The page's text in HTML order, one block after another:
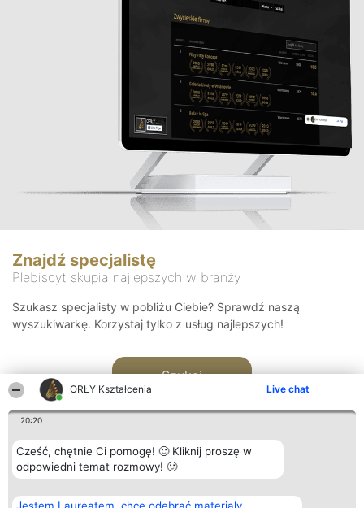
ORŁY Kształcenia Live chat
20:20
Cześć, chętnie Ci pomogę! 🙂 Kliknij proszę w
odpowiedni temat rozmowy! 🙂
Znajdź specjalistę
Plebiscyt skupia najlepszych w branży
Szukasz specjalisty w pobliżu Ciebie? Sprawdź naszą
wyszukiwarkę. Korzystaj tylko z usług najlepszych!
Szukaj
Organizator plebiscytu Plebiscyt Kontakt